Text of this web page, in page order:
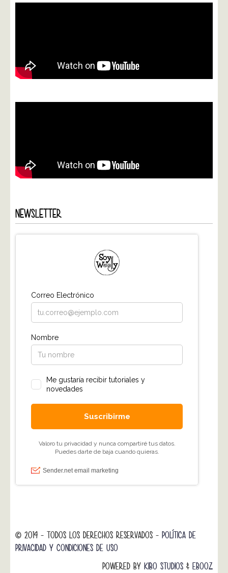
NEWSLETTER
© 2014 - TODOS LOS DERECHOS RESERVADOS - POLÍTICA DE
PRIVACIDAD Y CONDICIONES DE USO
POWERED BY KIBO STUDIOS & EBOOZ